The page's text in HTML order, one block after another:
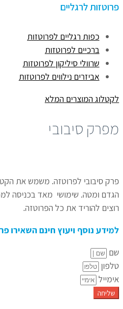
פרוטזות לרגליים
כפות רגליים לפרוטזות
ברכיים לפרוטזות
שרוולי סיליקון לפרוטזות
אביזרים נילווים לפרוטזות
לקטלוג המוצרים המלא
מפרק סיבובי
פרק סיבובי לפרוטזה. משמש את
הגדם ומטה. שימושי מאד בכניסה
רוצים להוריד את כל הפרוטזה.
למידע נוסף ויעוץ חינם השאירו
שם
טלפון
אימייל
שליחה